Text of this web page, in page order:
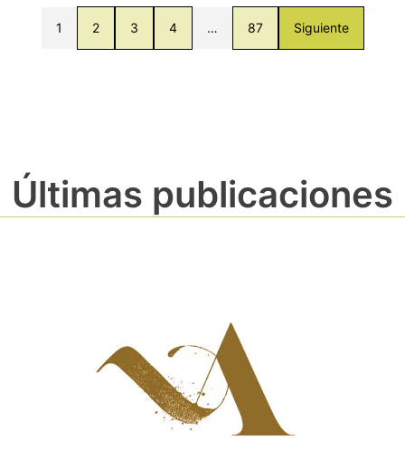
1 2 3 4 … 87 Siguiente
Últimas publicaciones